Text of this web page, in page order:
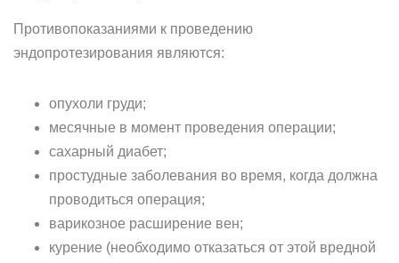
Противопоказаниями к проведению
эндопротезирования являются:
опухоли груди;
месячные в момент проведения операции;
сахарный диабет;
простудные заболевания во время, когда должна
проводиться операция;
варикозное расширение вен;
курение (необходимо отказаться от этой вредной